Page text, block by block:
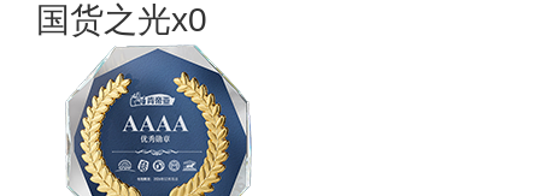
国货之光x0